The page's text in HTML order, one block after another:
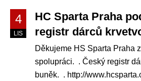
4
LIS
HC Sparta Praha
registr dárců
Děkujeme HS Sparta Praha
spolupráci. . Český registr
buněk. . http://